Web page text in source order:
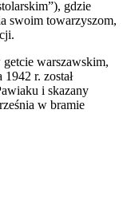
gdzie
swoim towarzyszom,
warszawskim,
r. został
i skazany
w bramie